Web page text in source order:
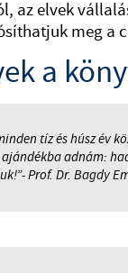
az elvek
meg a
a
tíz és húsz év
adnám:
Prof. Dr. Bagdy